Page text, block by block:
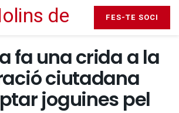
FES-TE SOCI
fa una crida a la
ciutadana
joguines pel